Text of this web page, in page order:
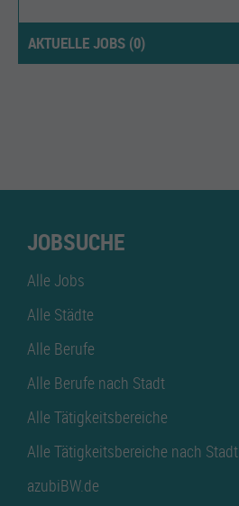
AKTUELLE JOBS (0)
JOBSUCHE
Alle Jobs
Alle Städte
Alle Berufe
Alle Berufe nach Stadt
Alle Tätigkeitsbereiche
Alle Tätigkeitsbereiche nach Stadt
azubiBW.de